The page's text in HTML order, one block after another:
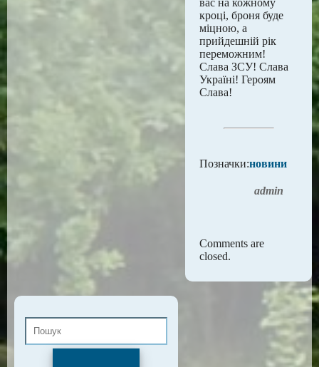
вас на кожному
кроці, броня буде
міцною, а
прийдешній рік
переможним!
Слава ЗСУ! Слава
Україні! Героям
Слава!
Позначки:новини
admin
Comments are
closed.